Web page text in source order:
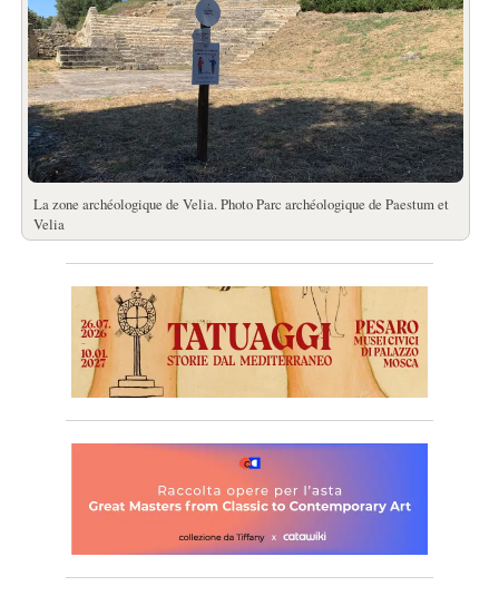
La zone archéologique de Velia. Photo Parc archéologique de Paestum et
Velia